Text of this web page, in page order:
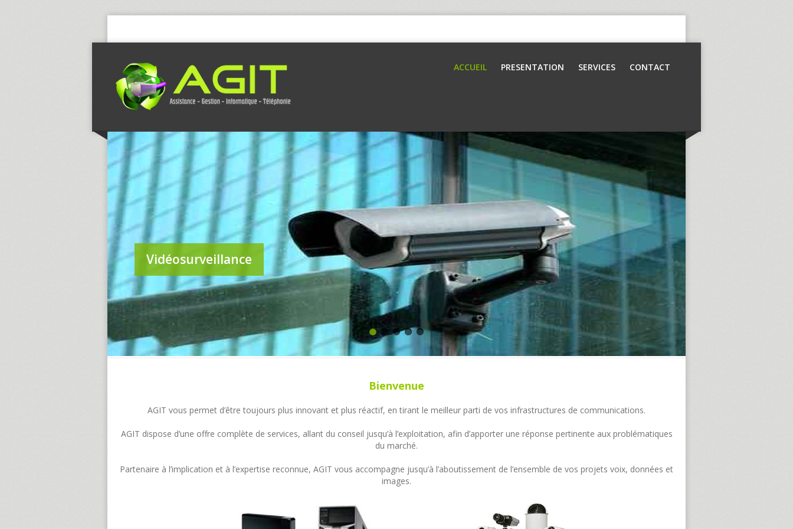
ACCUEIL PRESENTATION SERVICES CONTACT
Vidéosurveillance
Bienvenue
AGIT vous permet d’être toujours plus innovant et plus réactif, en tirant le meilleur parti de vos infrastructures de communications.
AGIT dispose d’une offre complète de services, allant du conseil jusqu’à l’exploitation, afin d’apporter une réponse pertinente aux problématiques
du marché.
Partenaire à l’implication et à l’expertise reconnue, AGIT vous accompagne jusqu’à l’aboutissement de l’ensemble de vos projets voix, données et
images.